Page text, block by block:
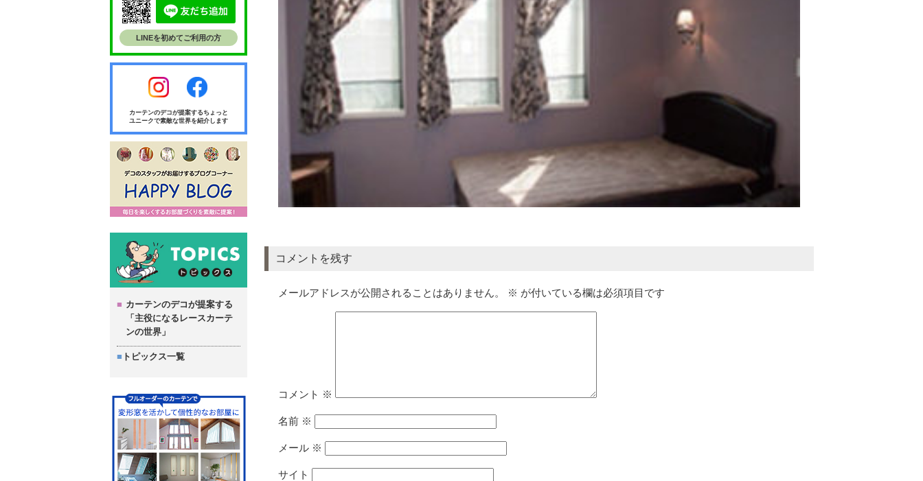
コメントを残す
メールアドレスが公開されることはありません。 ※ が付いている欄は必須項目です
コメント ※
名前 ※
メール ※
サイト
LINEを初めてご利用の方
カーテンのデコが提案するちょっと
ユニークで素敵な世界を紹介します
カーテンのデコが提案する
「主役になるレースカーテ
ンの世界」
トピックス一覧